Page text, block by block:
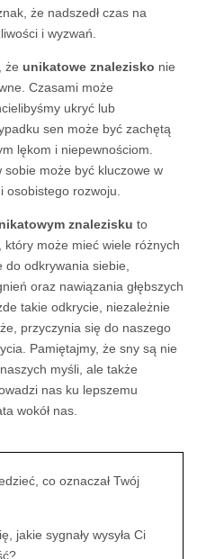
że nadszedł czas na
i wyzwań.
że unikatowe znalezisko nie
Czasami może
ukryć lub
sen może być zachętą
lękom i niepewnościom.
może być kluczowe w
osobistego rozwoju.
znalezisku to
który może mieć wiele różnych
odkrywania siebie,
oraz nawiązania głębszych
takie odkrycie, niezależnie
przyczynia się do naszego
Pamiętajmy, że sny są nie
myśli, ale także
nas ku lepszemu
wokół nas.
co oznaczał Twój
jakie sygnały wysyła Ci